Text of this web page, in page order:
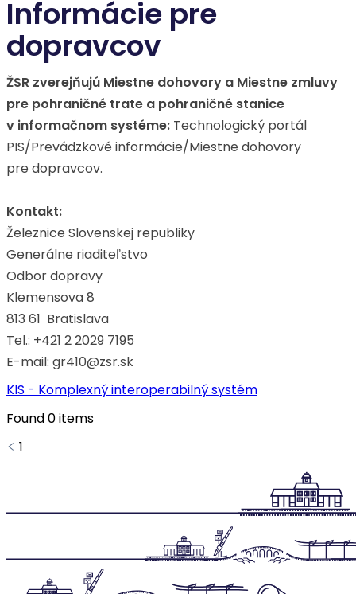
Informácie pre
dopravcov
ŽSR zverejňujú Miestne dohovory a Miestne zmluvy
pre pohraničné trate a pohraničné stanice
v informačnom systéme: Technologický portál
PIS/Prevádzkové informácie/Miestne dohovory
pre dopravcov.
Kontakt:
Železnice Slovenskej republiky
Generálne riaditeľstvo
Odbor dopravy
Klemensova 8
813 61 Bratislava
Tel.: +421 2 2029 7195
E-mail: gr410@zsr.sk
KIS - Komplexný interoperabilný systém
Found0items
1